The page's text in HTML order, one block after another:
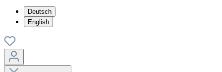
Deutsch
English